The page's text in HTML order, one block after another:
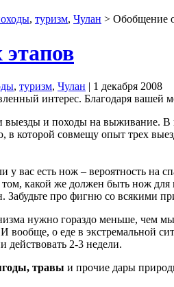
, туризм, Чулан > Обобщение
, туризм, Чулан | 1 декабря 2008
интерес. Благодаря вашей
выезды и походы на выживание.
которой совмещу опыт трех
у вас есть нож – вероятность на
том, какой же должен быть нож
Забудьте про фигню со всякими
нужно гораздо меньше, чем
о еде в экстремальной
действовать 2-3 недели.
травы и прочие дары